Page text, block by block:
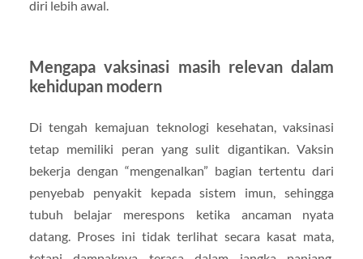
diri lebih awal.
Mengapa vaksinasi masih relevan dalam
kehidupan modern
Di tengah kemajuan teknologi kesehatan, vaksinasi
tetap memiliki peran yang sulit digantikan. Vaksin
bekerja dengan “mengenalkan” bagian tertentu dari
penyebab penyakit kepada sistem imun, sehingga
tubuh belajar merespons ketika ancaman nyata
datang. Proses ini tidak terlihat secara kasat mata,